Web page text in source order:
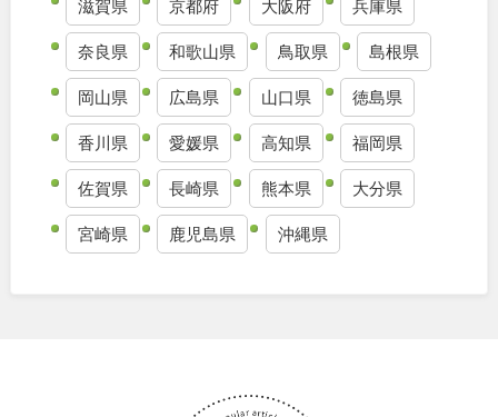
滋賀県 京都府 大阪府 兵庫県
奈良県 和歌山県 鳥取県 島根県
岡山県 広島県 山口県 徳島県
香川県 愛媛県 高知県 福岡県
佐賀県 長崎県 熊本県 大分県
宮崎県 鹿児島県 沖縄県